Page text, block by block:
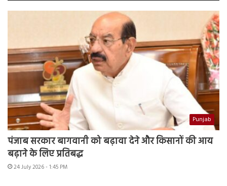
Punjab
पंजाब सरकार बागवानी को बढ़ावा देने और किसानों की आय
बढ़ाने के लिए प्रतिबद्ध
24 July 2026 - 1:45 PM